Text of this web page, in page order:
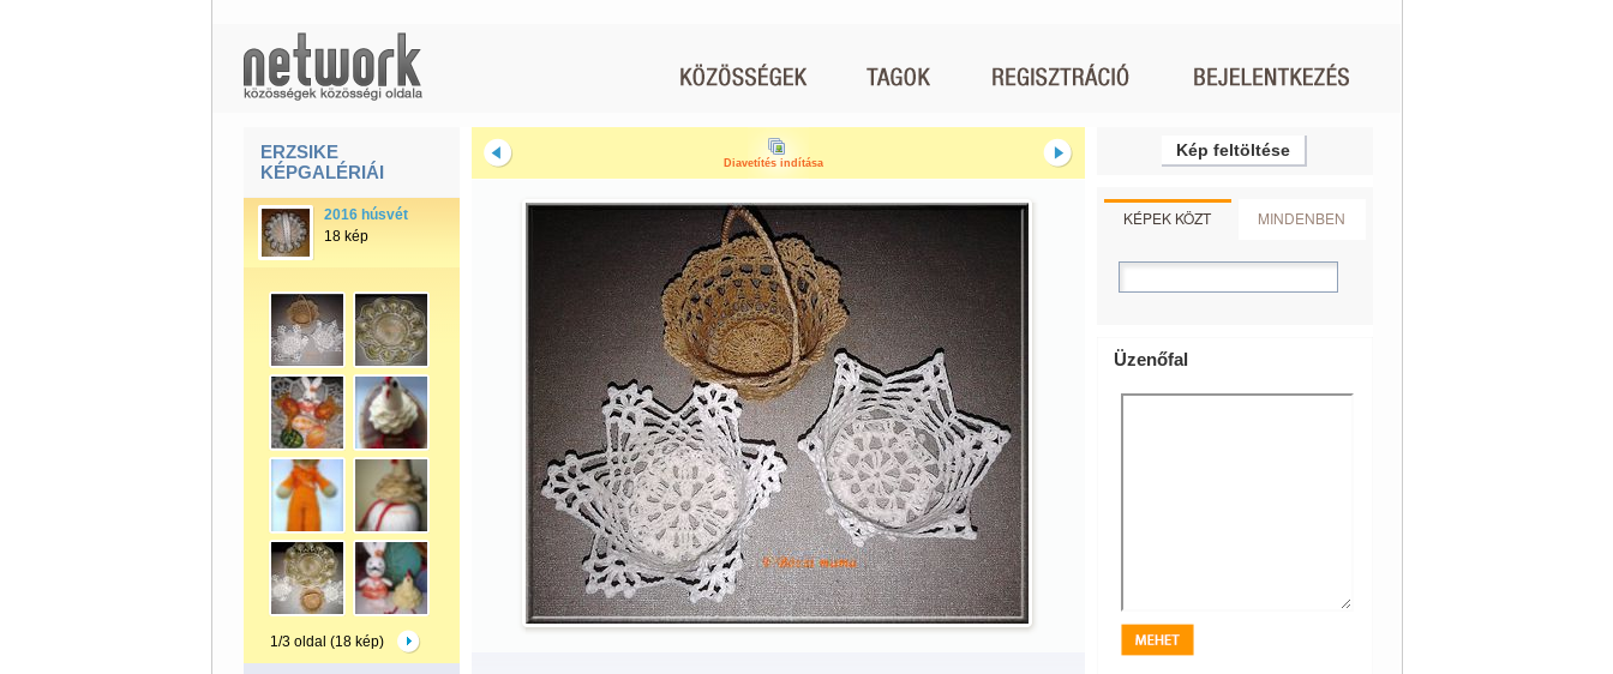
ERZSIKE
KÉPGALÉRIÁI
2016 húsvét
18 kép
1/3 oldal (18 kép)
Diavetítés indítása
Kép feltöltése
KÉPEK KÖZT MINDENBEN
Üzenőfal